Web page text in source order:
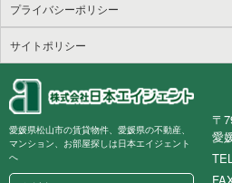
プライバシーポリシー
サイトポリシー
愛媛県松山市の賃貸物件、愛媛県の不動産、
マンション、お部屋探しは日本エイジェント
へ
〒
愛